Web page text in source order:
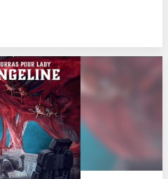
2010 avec le même titre, dans le n°58 de